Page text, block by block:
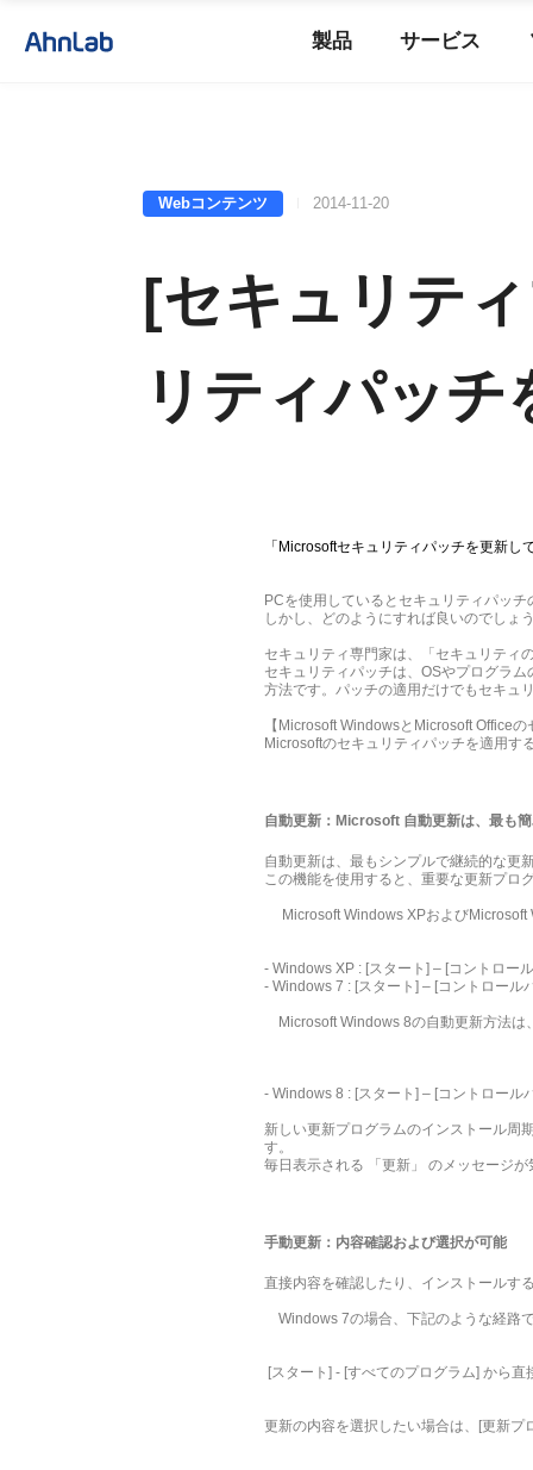
製品 サービス
Webコンテンツ 2014-11-20
[セキュリテ
リティパッ
「Microsoftセキュリティパッチを更新
PCを使用しているとセキュリティパッ
しかし、どのようにすれば良いのでしょ
セキュリティ専門家は、「セキュリティ
セキュリティパッチは、OSやプログラ
方法です。パッチの適用だけでもセキュ
【Microsoft WindowsとMicrosoft Office
Microsoftのセキュリティパッチを適用す
自動更新：Microsoft 自動更新は、最も
自動更新は、最もシンプルで継続的な更
この機能を使用すると、重要な更新プロ
Microsoft Windows XPおよびMicrosoft
- Windows XP : [スタート] – [コントロー
- Windows 7 : [スタート] – [コントロール
Microsoft Windows 8の自動更新方法は
- Windows 8 : [スタート] – [コントロール
新しい更新プログラムのインストール周
す。
毎日表示される 「更新」 のメッセージ
手動更新：内容確認および選択が可能
直接内容を確認したり、インストールす
Windows 7の場合、下記のような経路
[スタート] - [すべてのプログラム] から
更新の内容を選択したい場合は、[更新